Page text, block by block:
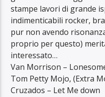
stampe lavori di grande
indimenticabili rocker,
pur non avendo
proprio per questo)
interessato…
Van Morrison –
Tom Petty Mojo, (Extra
Cruzados – Let Me down